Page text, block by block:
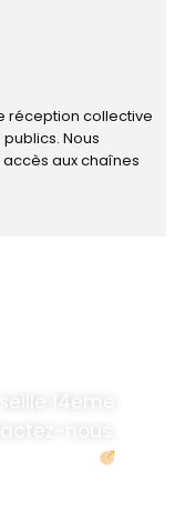
réception collective
Nous
aux chaînes
14eme